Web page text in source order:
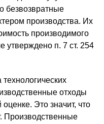
безвозвратные
производства. Их
производимого
утверждено п. 7 ст. 254
отходы
Это значит, что
Производственные